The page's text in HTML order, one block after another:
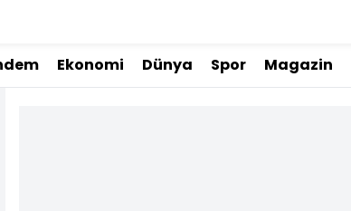
Ekonomi Dünya Spor Magazin